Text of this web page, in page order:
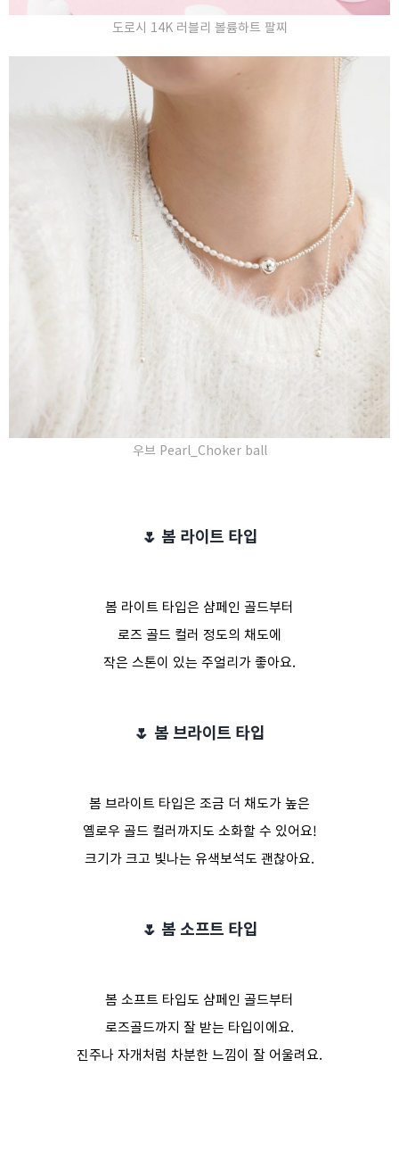
도로시 14K 러블리 볼륨하트 팔찌
우브 Pearl_Choker ball
🌷 봄 라이트 타입
봄 라이트 타입은 샴페인 골드부터
로즈 골드 컬러 정도의 채도에
작은 스톤이 있는 주얼리가 좋아요.
🌷 봄 브라이트 타입
봄 브라이트 타입은 조금 더 채도가 높은
옐로우 골드 컬러까지도 소화할 수 있어요!
크기가 크고 빛나는 유색보석도 괜찮아요.
🌷 봄 소프트 타입
봄 소프트 타입도 샴페인 골드부터
로즈골드까지 잘 받는 타입이에요.
진주나 자개처럼 차분한 느낌이 잘 어울려요.